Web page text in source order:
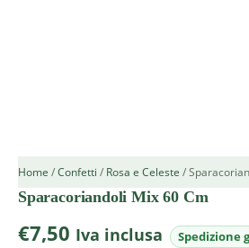
Home /Confetti / Rosa e Celeste /
Sparacoriandoli Mix 60 Cm
€7,50 Iva inclusa